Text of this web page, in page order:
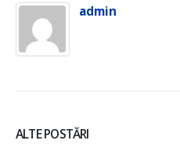
admin
ALTE POSTĂRI